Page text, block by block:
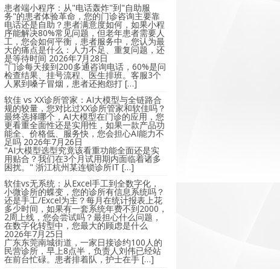
患者端小程序：从"电话轰炸"到"自助服
务"的患者体验革命，您的门诊咨询主要靠
电话还是自助？患者满意度如何，如果小程
序能解决80%常见问题，但老年患者需要人
工，您会如何平衡，患者服务中，您认为最
大的痛点是什么：人力不足、重复问题，还
是等待时间 2026年7月28日
"门诊每天接到200多通咨询电话，60%是问
检查结果、挂号流程、医生排班。客服3个
人累到嗓子冒烟，患者还抱怨打 […]
软佳 vs XX诊所管家：AI大模型与全链路合
规的较量，您对比过XX诊所管家和软佳吗？
最终选择哪个，AI大模型在门诊的应用，您
更看重全面性还是实用性，如果一款产品功
能全、价格低、服务快，您会担心AI能力不
足吗 2026年7月26日
"AI大模型选型究竟该看重功能全面还是实
用贴合？我们在3个月试用期内面临着诸多
困扰。" 浙江杭州某连锁诊所IT […]
软佳vs无系统：从Excel手工到全数字化，
小微诊所的蝶变，您的诊所有信息系统吗？
还是手工/Excel为主？每月在统计报表上花
多少时间，如果有一套系统年费不到2000，
2周上线，您会尝试吗？最担心什么问题，
在数字化转型中，您最大的顾虑是什么
2026年7月25日
广东东莞南城街道，一家日接诊约100人的
民营诊所，早上8点半，负责人刘伟已经站
在前台忙碌。患者排着队，护士在手 […]